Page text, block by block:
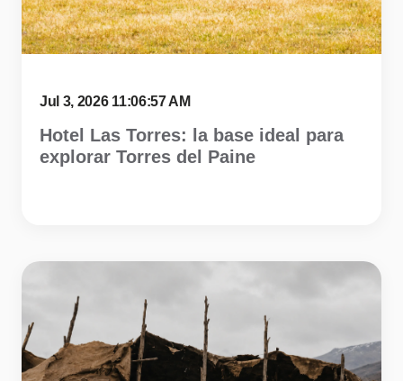
Jul 3, 2026 11:06:57 AM
Hotel Las Torres: la base ideal para
explorar Torres del Paine